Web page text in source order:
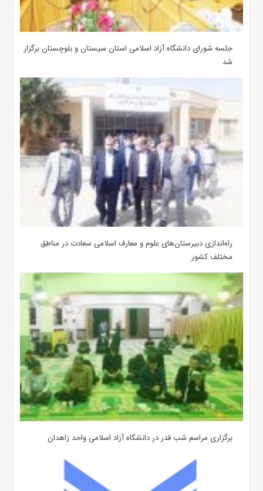
جلسه شورای دانشگاه آزاد اسلامی استان سیستان و بلوچستان برگزار
شد
‌راه‌اندازی دبیرستان‌های علوم و معارف اسلامی سعادت در مناطق
مختلف کشور
برگزاری مراسم شب قدر در دانشگاه آزاد اسلامی واحد زاهدان